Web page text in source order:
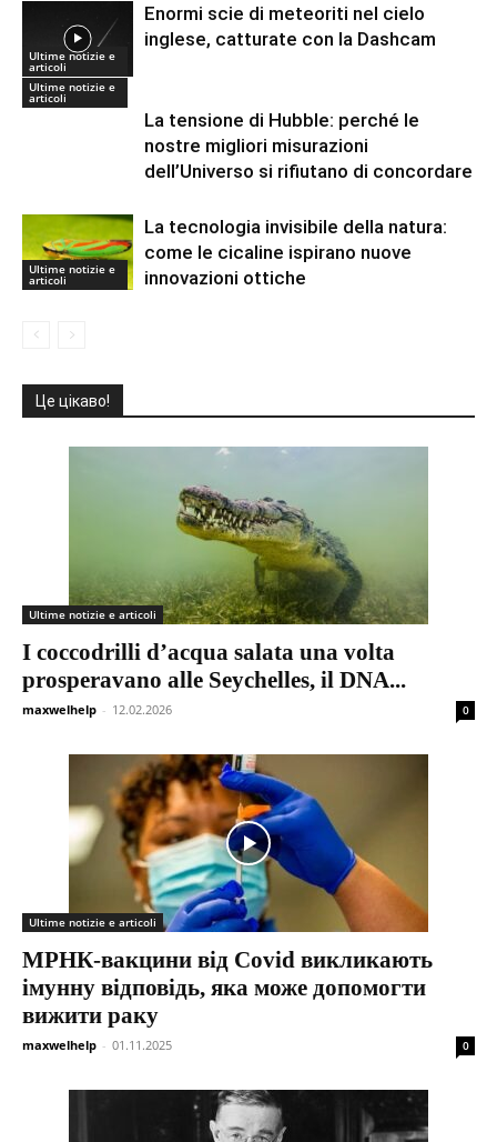
Ultime notizie e
articoli
Enormi scie di meteoriti nel cielo
inglese, catturate con la Dashcam
Ultime notizie e
articoli
La tensione di Hubble: perché le
nostre migliori misurazioni
dell’Universo si rifiutano di concordare
Ultime notizie e
articoli
La tecnologia invisibile della natura:
come le cicaline ispirano nuove
innovazioni ottiche
Це цікаво!
Ultime notizie e articoli
I coccodrilli d’acqua salata una volta
prosperavano alle Seychelles, il DNA...
maxwelhelp - 12.02.2026 0
Ultime notizie e articoli
МРНК-вакцини від Covid викликають
імунну відповідь, яка може допомогти
вижити раку
maxwelhelp - 01.11.2025 0